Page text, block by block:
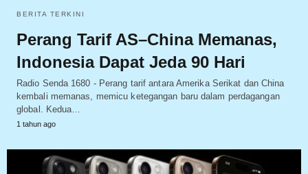
BERITA TERKINI
Perang Tarif AS–China Memanas,
Indonesia Dapat Jeda 90 Hari
Radio Senda 1680 - Perang tarif antara Amerika Serikat dan China
kembali memanas, memicu ketegangan baru dalam perdagangan
global. Kedua…
1 tahun ago